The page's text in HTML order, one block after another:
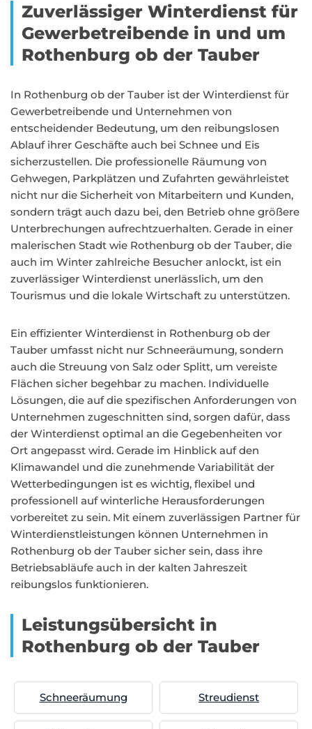
Zuverlässiger Winterdienst für
Gewerbetreibende in und um
Rothenburg ob der Tauber
In Rothenburg ob der Tauber ist der Winterdienst für
Gewerbetreibende und Unternehmen von
entscheidender Bedeutung, um den reibungslosen
Ablauf ihrer Geschäfte auch bei Schnee und Eis
sicherzustellen. Die professionelle Räumung von
Gehwegen, Parkplätzen und Zufahrten gewährleistet
nicht nur die Sicherheit von Mitarbeitern und Kunden,
sondern trägt auch dazu bei, den Betrieb ohne größere
Unterbrechungen aufrechtzuerhalten. Gerade in einer
malerischen Stadt wie Rothenburg ob der Tauber, die
auch im Winter zahlreiche Besucher anlockt, ist ein
zuverlässiger Winterdienst unerlässlich, um den
Tourismus und die lokale Wirtschaft zu unterstützen.
Ein effizienter Winterdienst in Rothenburg ob der
Tauber umfasst nicht nur Schneeräumung, sondern
auch die Streuung von Salz oder Splitt, um vereiste
Flächen sicher begehbar zu machen. Individuelle
Lösungen, die auf die spezifischen Anforderungen von
Unternehmen zugeschnitten sind, sorgen dafür, dass
der Winterdienst optimal an die Gegebenheiten vor
Ort angepasst wird. Gerade im Hinblick auf den
Klimawandel und die zunehmende Variabilität der
Wetterbedingungen ist es wichtig, flexibel und
professionell auf winterliche Herausforderungen
vorbereitet zu sein. Mit einem zuverlässigen Partner für
Winterdienstleistungen können Unternehmen in
Rothenburg ob der Tauber sicher sein, dass ihre
Betriebsabläufe auch in der kalten Jahreszeit
reibungslos funktionieren.
Leistungsübersicht in
Rothenburg ob der Tauber
Schneeräumung Streudienst